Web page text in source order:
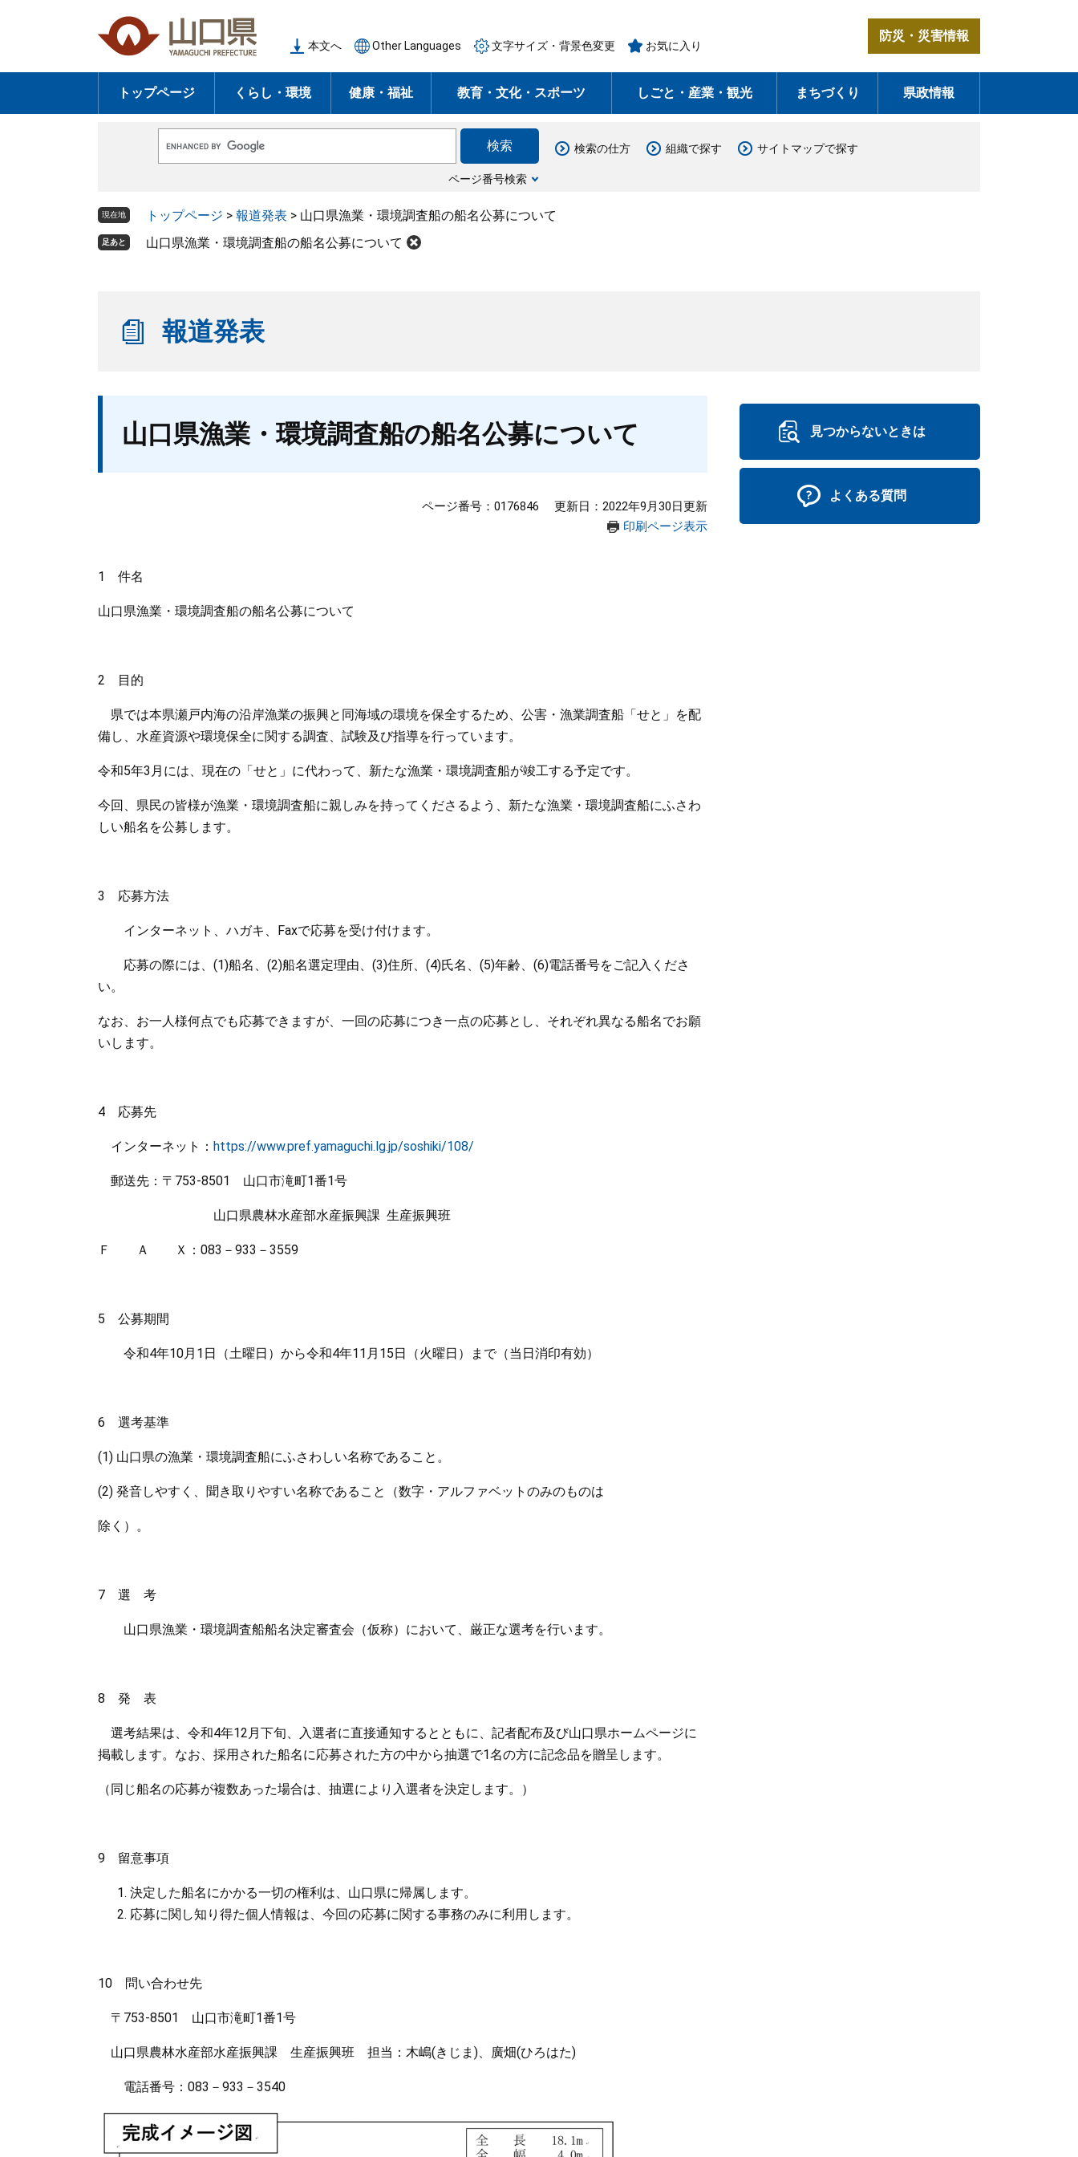
の
頭
ー
飛
本文へ Other Languages 文字サイズ・背景色変更 お気に入り
防災・災害情報
トップページ くらし・環境 健康・福祉 教育・文化・スポーツ しごと・産業・観光 まちづくり 県政情報
o
e
ス
ページ番号検索
検索の仕方 組織で探す サイトマップで探す
現在地 トップページ > 報道発表 > 山口県漁業・環境調査船の船名公募について
足あと 山口県漁業・環境調査船の船名公募について
報道発表
山口県漁業・環境調査船の船名公募について
ページ番号：0176846
更新日：2022年9月30日更新
印刷ページ表示
1 件名
山口県漁業・環境調査船の船名公募について
2 目的
県では本県瀬戸内海の沿岸漁業の振興と同海域の環境を保全するため、公害・漁業調査船「せと」を配
備し、水産資源や環境保全に関する調査、試験及び指導を行っています。
令和5年3月には、現在の「せと」に代わって、新たな漁業・環境調査船が竣工する予定です。
今回、県民の皆様が漁業・環境調査船に親しみを持ってくださるよう、新たな漁業・環境調査船にふさわ
しい船名を公募します。
3 応募方法
インターネット、ハガキ、Faxで応募を受け付けます。
応募の際には、(1)船名、(2)船名選定理由、(3)住所、(4)氏名、(5)年齢、(6)電話番号をご記入くださ
い。
なお、お一人様何点でも応募できますが、一回の応募につき一点の応募とし、それぞれ異なる船名でお願
いします。
4 応募先
インターネット： https://www.pref.yamaguchi.lg.jp/soshiki/108/
郵送先：〒753-8501 山口市滝町1番1号
山口県農林水産部水産振興課 生産振興班
Ｆ Ａ Ｘ：083－933－3559
5 公募期間
令和4年10月1日（土曜日）から令和4年11月15日（火曜日）まで（当日消印有効）
6 選考基準
(1) 山口県の漁業・環境調査船にふさわしい名称であること。
(2) 発音しやすく、聞き取りやすい名称であること（数字・アルファベットのみのものは
除く）。
7 選 考
山口県漁業・環境調査船船名決定審査会（仮称）において、厳正な選考を行います。
8 発 表
選考結果は、令和4年12月下旬、入選者に直接通知するとともに、記者配布及び山口県ホームページに
掲載します。なお、採用された船名に応募された方の中から抽選で1名の方に記念品を贈呈します。
（同じ船名の応募が複数あった場合は、抽選により入選者を決定します。）
9 留意事項
決定した船名にかかる一切の権利は、山口県に帰属します。
応募に関し知り得た個人情報は、今回の応募に関する事務のみに利用します。
10 問い合わせ先
〒753-8501 山口市滝町1番1号
山口県農林水産部水産振興課 生産振興班 担当：木嶋(きじま)、廣畑(ひろはた)
電話番号：083－933－3540
見つからないときは
よくある質問